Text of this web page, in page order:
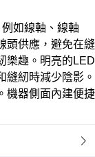
如線軸、線軸
頭供應，避免在縫
樂趣。明亮的LED
縫紉時減少陰影。
機器側面內建便捷